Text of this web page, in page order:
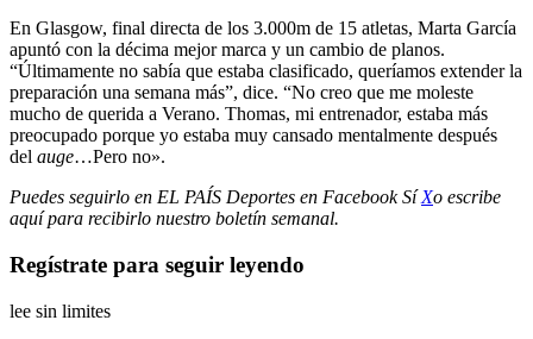
En Glasgow, final directa de los 3.000m de 15 atletas, Marta García
apuntó con la décima mejor marca y un cambio de planos.
“Últimamente no sabía que estaba clasificado, queríamos extender la
preparación una semana más”, dice. “No creo que me moleste
mucho de querida a Verano. Thomas, mi entrenador, estaba más
preocupado porque yo estaba muy cansado mentalmente después
del auge…Pero no».
Puedes seguirlo en EL PAÍS Deportes en FacebookSíXo escribe
aquí para recibirlo nuestro boletín semanal.
Regístrate para seguir leyendo
lee sin limites